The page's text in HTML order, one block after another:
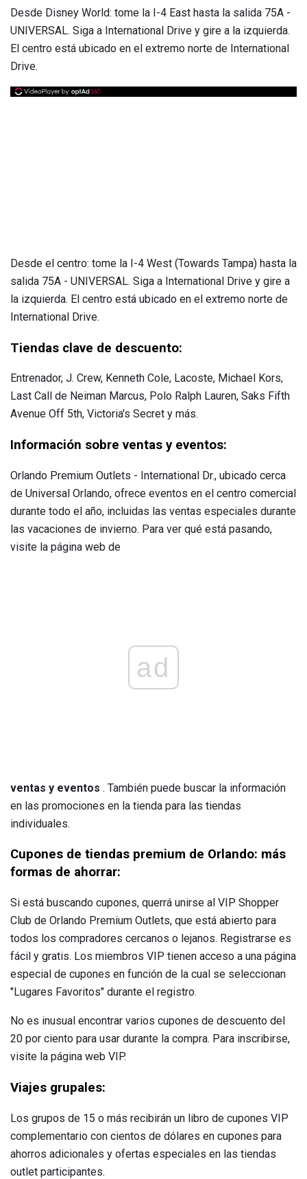
Desde Disney World: tome la I-4 East hasta la salida 75A -
UNIVERSAL. Siga a International Drive y gire a la izquierda.
El centro está ubicado en el extremo norte de International
Drive.
Desde el centro: tome la I-4 West (Towards Tampa) hasta la
salida 75A - UNIVERSAL. Siga a International Drive y gire a
la izquierda. El centro está ubicado en el extremo norte de
International Drive.
Tiendas clave de descuento:
Entrenador, J. Crew, Kenneth Cole, Lacoste, Michael Kors,
Last Call de Neiman Marcus, Polo Ralph Lauren, Saks Fifth
Avenue Off 5th, Victoria's Secret y más.
Información sobre ventas y eventos:
Orlando Premium Outlets - International Dr., ubicado cerca
de Universal Orlando, ofrece eventos en el centro comercial
durante todo el año, incluidas las ventas especiales durante
las vacaciones de invierno. Para ver qué está pasando,
visite la página web de
ad
ventas y eventos . También puede buscar la información
en las promociones en la tienda para las tiendas
individuales.
Cupones de tiendas premium de Orlando: más
formas de ahorrar:
Si está buscando cupones, querrá unirse al VIP Shopper
Club de Orlando Premium Outlets, que está abierto para
todos los compradores cercanos o lejanos. Registrarse es
fácil y gratis. Los miembros VIP tienen acceso a una página
especial de cupones en función de la cual se seleccionan
"Lugares Favoritos" durante el registro.
No es inusual encontrar varios cupones de descuento del
20 por ciento para usar durante la compra. Para inscribirse,
visite la página web VIP.
Viajes grupales:
Los grupos de 15 o más recibirán un libro de cupones VIP
complementario con cientos de dólares en cupones para
ahorros adicionales y ofertas especiales en las tiendas
outlet participantes.